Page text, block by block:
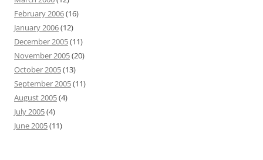
February 2006(16)
January 2006(12)
December 2005(11)
November 2005(20)
October 2005(13)
September 2005(11)
August 2005(4)
July 2005(4)
June 2005(11)